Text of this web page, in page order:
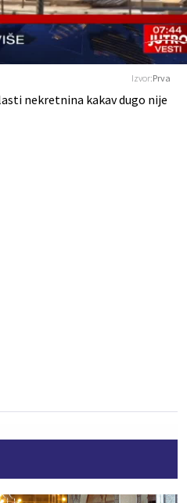
Izvor:Prva
nekretnina kakav dugo nije